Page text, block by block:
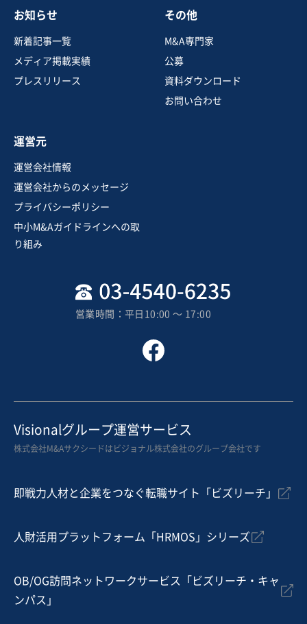
お知らせ
新着記事一覧
メディア掲載実績
プレスリリース
その他
M&A専門家
公募
資料ダウンロード
お問い合わせ
運営元
運営会社情報
運営会社からのメッセージ
プライバシーポリシー
中小M&Aガイドラインへの取
り組み
営業時間：平日10:00 〜 17:00
Visionalグループ運営サービス
株式会社M&Aサクシードはビジョナル株式会社のグループ会社です
即戦力人材と企業をつなぐ転職サイト「ビズリーチ」
人財活用プラットフォーム「HRMOS」シリーズ
OB/OG訪問ネットワークサービス「ビズリーチ・キャ
ンパス」